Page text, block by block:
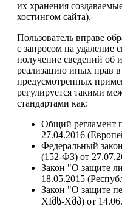
их хранения
хостингом сайта).
Пользователь вправе
с запросом на удаление
получение сведений об
реализацию иных прав
предусмотренных
регулируется такими
стандартами как:
Общий регламент
27.04.2016
Федеральный
(152-ФЗ) от
Закон "О защите
18.05.2015
Закон "О защите
XIმს-Xმპ) от